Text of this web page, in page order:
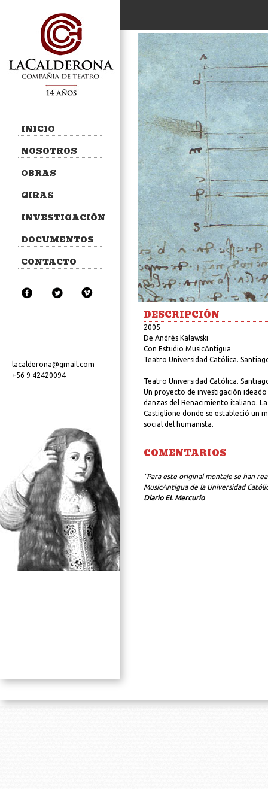
INICIO
NOSOTROS
OBRAS
GIRAS
INVESTIGACIÓN
DOCUMENTOS
CONTACTO
lacalderona@gmail.com
+56 9 42420094
DESCRIPCIÓN
2005
De Andrés Kalawski
Con Estudio MusicAntigua
Teatro Universidad Católica.
Teatro Universidad Católica.
Un proyecto de investigación
danzas del Renacimiento italiano.
Castiglione donde se estableció un
social del humanista.
COMENTARIOS
“Para este original montaje se han
MusicAntigua de la Universidad
Diario EL Mercurio